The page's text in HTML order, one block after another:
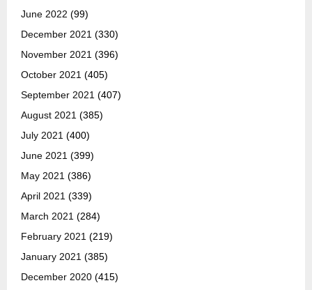
June 2022 (99)
December 2021 (330)
November 2021 (396)
October 2021 (405)
September 2021 (407)
August 2021 (385)
July 2021 (400)
June 2021 (399)
May 2021 (386)
April 2021 (339)
March 2021 (284)
February 2021 (219)
January 2021 (385)
December 2020 (415)